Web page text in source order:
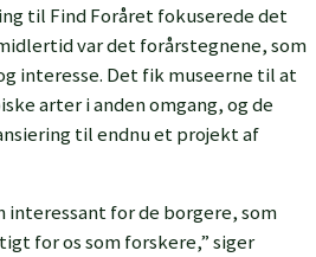
til Find Foråret fokuserede det
var det forårstegnene, som
interesse. Det fik museerne til at
arter i anden omgang, og de
til endnu et projekt af
interessant for de borgere, som
for os som forskere,” siger